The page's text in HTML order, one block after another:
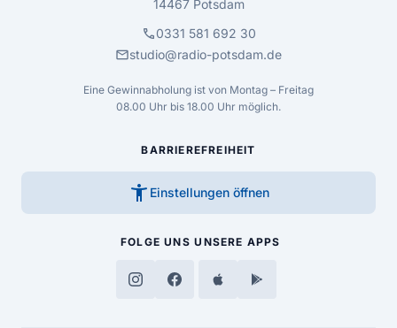
14467 Potsdam
call0331 581 692 30
mailstudio@radio-potsdam.de
Eine Gewinnabholung ist von Montag – Freitag
08.00 Uhr bis 18.00 Uhr möglich.
BARRIEREFREIHEIT
accessibility_new Einstellungen öffnen
FOLGE UNS UNSERE APPS